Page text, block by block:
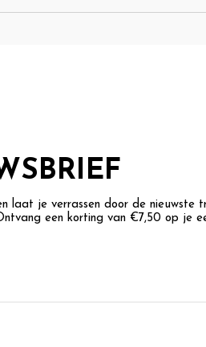
laat je verrassen door de nieuwste
een korting van €7,50 op je